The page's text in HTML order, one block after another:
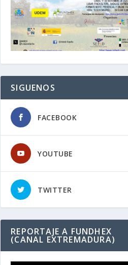
SIGUENOS
FACEBOOK
YOUTUBE
TWITTER
REPORTAJE A FUNDHEX
(CANAL EXTREMADURA)